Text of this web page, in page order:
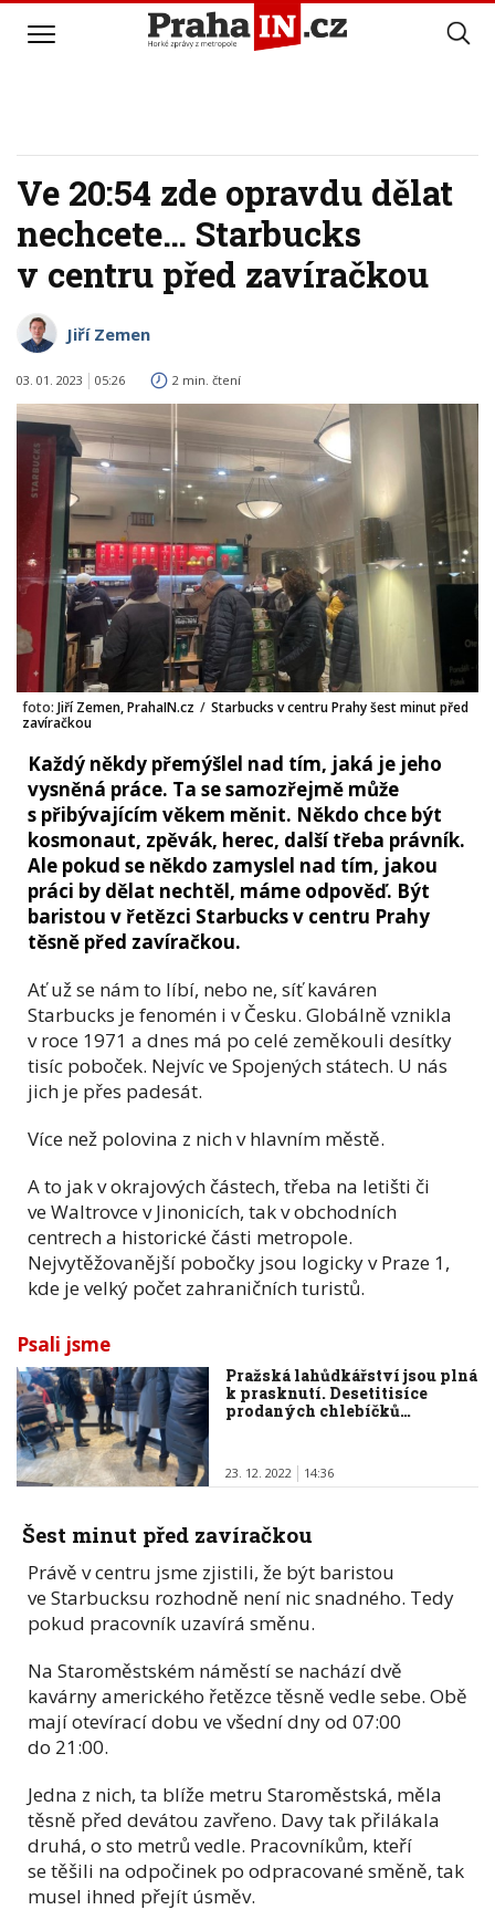
Ve 20:54 zde opravdu dělat
nechcete… Starbucks
v centru před zavíračkou
Jiří Zemen
03. 01. 2023 05:26 2 min. čtení
foto: Jiří Zemen, PrahaIN.cz / Starbucks v centru Prahy šest minut před
zavíračkou
Každý někdy přemýšlel nad tím, jaká je jeho
vysněná práce. Ta se samozřejmě může
s přibývajícím věkem měnit. Někdo chce být
kosmonaut, zpěvák, herec, další třeba právník.
Ale pokud se někdo zamyslel nad tím, jakou
práci by dělat nechtěl, máme odpověď. Být
baristou v řetězci Starbucks v centru Prahy
těsně před zavíračkou.
Ať už se nám to líbí, nebo ne, síť kaváren
Starbucks je fenomén i v Česku. Globálně vznikla
v roce 1971 a dnes má po celé zeměkouli desítky
tisíc poboček. Nejvíc ve Spojených státech. U nás
jich je přes padesát.
Více než polovina z nich v hlavním městě.
A to jak v okrajových částech, třeba na letišti či
ve Waltrovce v Jinonicích, tak v obchodních
centrech a historické části metropole.
Nejvytěžovanější pobočky jsou logicky v Praze 1,
kde je velký počet zahraničních turistů.
Psali jsme
Pražská lahůdkářství jsou plná
k prasknutí. Desetitisíce
prodaných chlebíčků…
23. 12. 2022 14:36
Šest minut před zavíračkou
Právě v centru jsme zjistili, že být baristou
ve Starbucksu rozhodně není nic snadného. Tedy
pokud pracovník uzavírá směnu.
Na Staroměstském náměstí se nachází dvě
kavárny amerického řetězce těsně vedle sebe. Obě
mají otevírací dobu ve všední dny od 07:00
do 21:00.
Jedna z nich, ta blíže metru Staroměstská, měla
těsně před devátou zavřeno. Davy tak přilákala
druhá, o sto metrů vedle. Pracovníkům, kteří
se těšili na odpočinek po odpracované směně, tak
musel ihned přejít úsměv.